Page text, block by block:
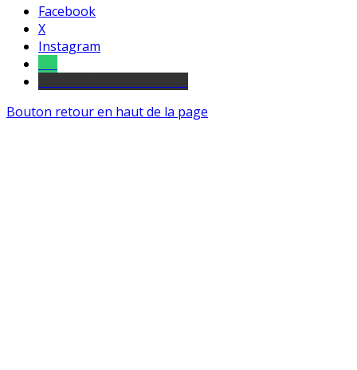
Facebook
X
Instagram
Bouton retour en haut de la page